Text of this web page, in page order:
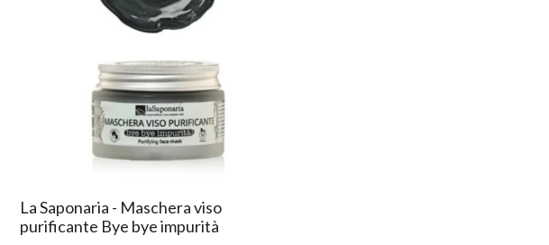
La Saponaria - Maschera viso
purificante Bye bye impurità